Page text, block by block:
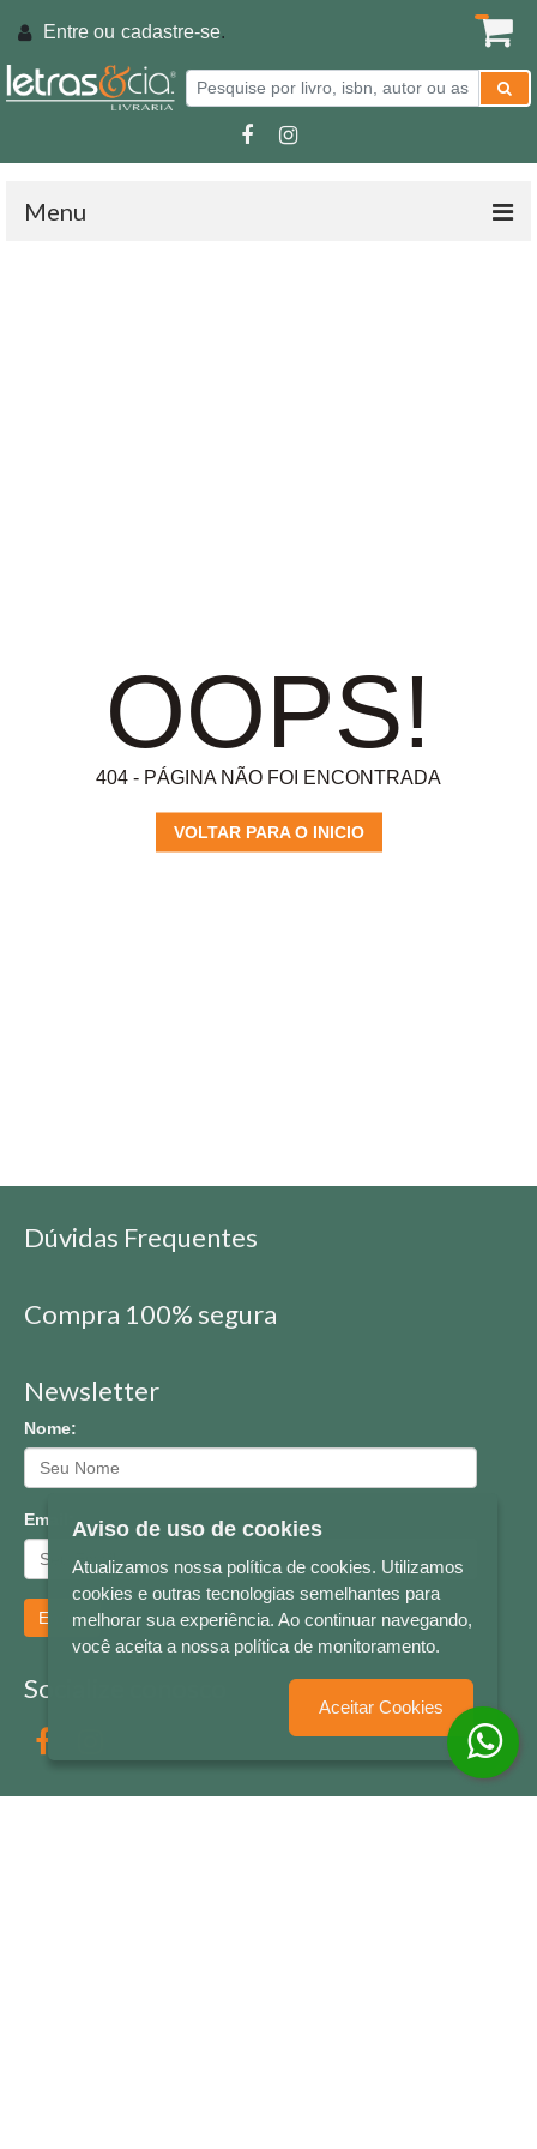
Entre ou cadastre-se.
Menu
OOPS!
404 - PÁGINA NÃO FOI ENCONTRADA
VOLTAR PARA O INICIO
Dúvidas Frequentes
Compra 100% segura
Newsletter
Nome:
Email:
Enviar
Socialize conosco
Aviso de uso de cookies
Atualizamos nossa política de cookies. Utilizamos
cookies e outras tecnologias semelhantes para
melhorar sua experiência. Ao continuar navegando,
você aceita a nossa política de monitoramento.
Aceitar Cookies